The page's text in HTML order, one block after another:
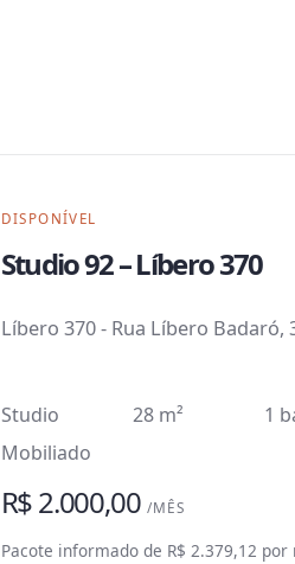
DISPONÍVEL
Studio 92 – Líbero 370
Líbero 370- Rua Líbero Badaró,
Studio 28 m²
1
Mobiliado
R$ 2.000,00 /MÊS
Pacote informado de R$ 2.379,12 por